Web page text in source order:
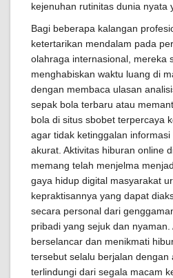
kejenuhan rutinitas dunia nyata
Bagi beberapa kalangan
ketertarikan mendalam pada
olahraga internasional, mereka
menghabiskan waktu luang di
dengan membaca ulasan
sepak bola terbaru atau
bola di situs sbobet terpercaya
agar tidak ketinggalan
akurat. Aktivitas hiburan online
memang telah menjelma
gaya hidup digital masyarakat
kepraktisannya yang dapat
secara personal dari
pribadi yang sejuk dan nyaman.
berselancar dan menikmati
tersebut selalu berjalan dengan
terlindungi dari segala macam